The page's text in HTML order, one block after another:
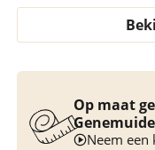
Op maat
Neem een